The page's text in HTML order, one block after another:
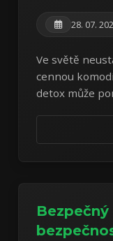
28. 07.
Ve světě
cennou
detox může